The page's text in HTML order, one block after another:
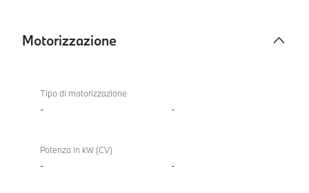
Motorizzazione
Tipo di motorizzazione
- -
Potenza in kW (CV)
- -